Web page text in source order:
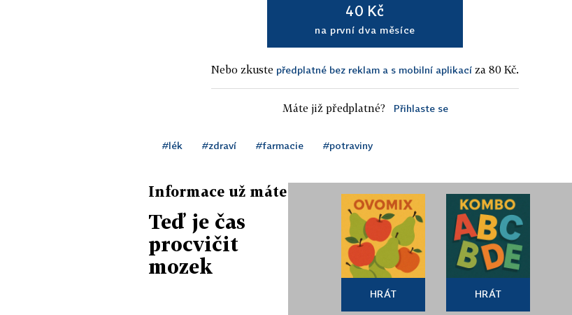
40 Kč
na první dva měsíce
Nebo zkuste předplatné bez reklam a s mobilní aplikací za 80 Kč.
Máte již předplatné? Přihlaste se
#lék #zdraví #farmacie #potraviny
Informace už máte
Teď je čas
procvičit
mozek
HRÁT HRÁT